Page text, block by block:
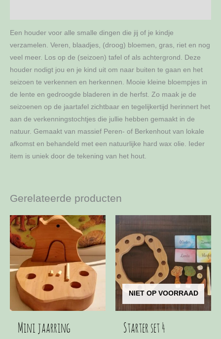
Een houder voor alle smalle dingen die jij of je kindje
verzamelen. Veren, blaadjes, (droog) bloemen, gras, riet en nog
veel meer. Los op de (seizoen) tafel of als achtergrond. Deze
houder nodigt jou en je kind uit om naar buiten te gaan en het
seizoen te verkennen en herkennen. Mooie kleine bloempjes in
de lente en gedroogde bladeren in de herfst. Zo maak je de
seizoenen op de jaartafel zichtbaar en tegelijkertijd herinnert het
aan de verkenningstochtjes die jullie hebben gemaakt in de
natuur. Gemaakt van massief Peren- of Berkenhout van lokale
afkomst en behandeld met een natuurlijke hard wax olie. Ieder
item is uniek door de tekening van het hout.
Gerelateerde producten
Mini jaarring
NIET OP VOORRAAD
Starter set 4